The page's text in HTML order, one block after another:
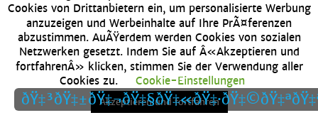
Wie viele Umfrageeinladungen erhalte
ich?
Die Anzahl der Einladungen, die Sie erhalten, hÃ¤ngt
unter anderem von der Anzahl der Umfragen ab, die
Sie in der Vergangenheit ausgefÃ¼llt haben. Sie
Cookies von Drittanbietern ein, um personalisierte Werbung
anzuzeigen und Werbeinhalte auf Ihre PrÃ¤ferenzen
abzustimmen. AuÃŸerdem werden Cookies von sozialen
Netzwerken gesetzt. Indem Sie auf Â«Akzeptieren und
fortfahrenÂ» klicken, stimmen Sie der Verwendung aller
Cookies zu.
Cookie-Einstellungen
Akzeptieren und fortfahren
ðŸ‡³ðŸ‡±ðŸ‡¬ðŸ‡§ðŸ‡«ðŸ‡·ðŸ‡©ðŸ‡ª